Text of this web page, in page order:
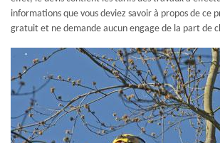
informations que vous deviez savoir à propos de ce
gratuit et ne demande aucun engage de la part de